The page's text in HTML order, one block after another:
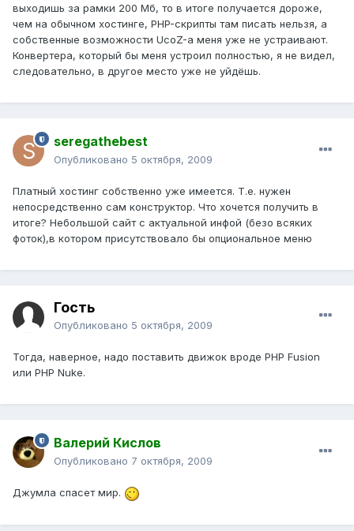
выходишь за рамки 200 Мб, то в итоге получается дороже,
чем на обычном хостинге, PHP-скрипты там писать нельзя, а
собственные возможности UcoZ-а меня уже не устраивают.
Конвертера, который бы меня устроил полностью, я не видел,
следовательно, в другое место уже не уйдёшь.
seregathebest
Опубликовано 5 октября, 2009
Платный хостинг собственно уже имеется. Т.е. нужен
непосредственно сам конструктор. Что хочется получить в
итоге? Небольшой сайт с актуальной инфой (безо всяких
фоток),в котором присутствовало бы опциональное меню
Гость
Опубликовано 5 октября, 2009
Тогда, наверное, надо поставить движок вроде PHP Fusion
или PHP Nuke.
Валерий Кислов
Опубликовано 7 октября, 2009
Джумла спасет мир.